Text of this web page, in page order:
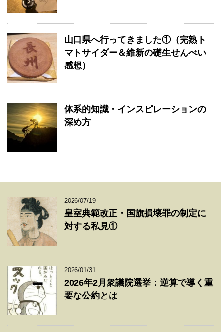
山口県へ行ってきました①（完熟ト
マトサイダー＆維新の礎生せんべい
感想）
体系的知識・インスピレーションの
深め方
2026/07/19
皇室典範改正・国旗損壊罪の制定に
対する私見①
2026/01/31
2026年2月衆議院選挙：逆算で導く重
要な公約とは